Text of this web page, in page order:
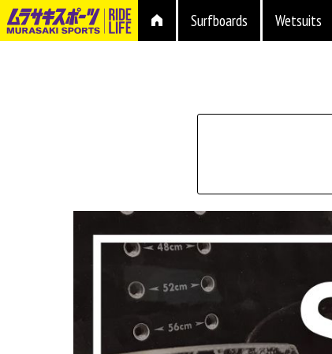
Surfboards Wetsuits
ブランド
長さ
上限
在庫店舗